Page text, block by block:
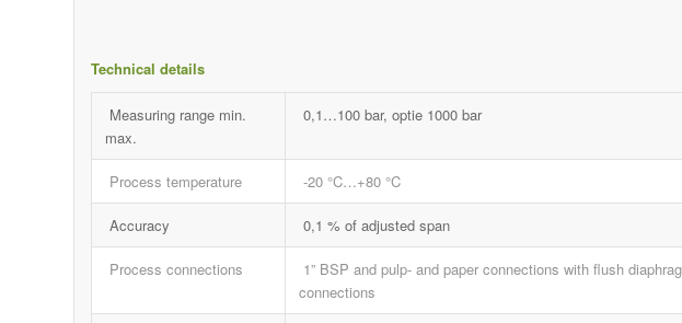
Technical details
Measuring range min.
max.
0,1…100 bar, optie 1000 bar
Process temperature -20 °C…+80 °C
Accuracy 0,1 % of adjusted span
Process connections
1” BSP and pulp- and paper connections with flush
connections